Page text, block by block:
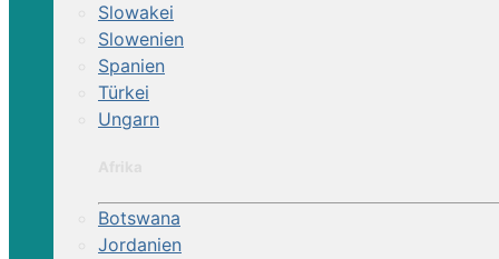
Slowakei
Slowenien
Spanien
Türkei
Ungarn
Botswana
Jordanien